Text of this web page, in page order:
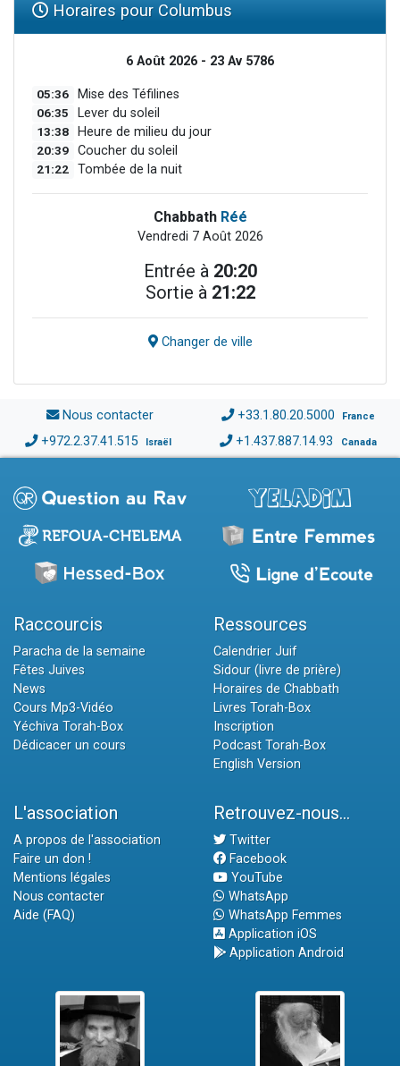
Horaires pour Columbus
6 Août 2026 - 23 Av 5786
05:36 Mise des Téfilines
06:35 Lever du soleil
13:38 Heure de milieu du jour
20:39 Coucher du soleil
21:22 Tombée de la nuit
Chabbath Réé
Vendredi 7 Août 2026
Entrée à 20:20
Sortie à 21:22
Changer de ville
Nous contacter +33.1.80.20.5000 France
+972.2.37.41.515 Israël +1.437.887.14.93 Canada
Raccourcis
Paracha de la semaine
Fêtes Juives
News
Cours Mp3-Vidéo
Yéchiva Torah-Box
Dédicacer un cours
Ressources
Calendrier Juif
Sidour (livre de prière)
Horaires de Chabbath
Livres Torah-Box
Inscription
Podcast Torah-Box
English Version
L'association
A propos de l'association
Faire un don !
Mentions légales
Nous contacter
Aide (FAQ)
Retrouvez-nous...
Twitter
Facebook
YouTube
WhatsApp
WhatsApp Femmes
Application iOS
Application Android